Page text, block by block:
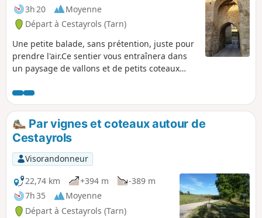
3h 20
Moyenne
Départ à Cestayrols (Tarn)
Une petite balade, sans prétention, juste pour
prendre l'air.Ce sentier vous entraînera dans
un paysage de vallons et de petits coteaux
petit patrimoine rural, qui ponctue le paysage,
vous réservera aussi de belles surprises :
pigeonnier, lavoir etc...
Par vignes et coteaux autour de
Cestayrols
Visorandonneur
22,74 km
+394 m
-389 m
7h 35
Moyenne
Départ à Cestayrols (Tarn)